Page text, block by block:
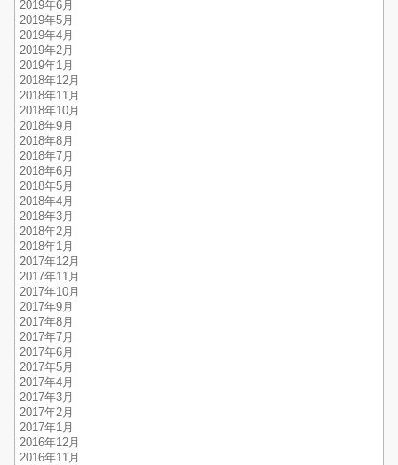
2019年6月
2019年5月
2019年4月
2019年2月
2019年1月
2018年12月
2018年11月
2018年10月
2018年9月
2018年8月
2018年7月
2018年6月
2018年5月
2018年4月
2018年3月
2018年2月
2018年1月
2017年12月
2017年11月
2017年10月
2017年9月
2017年8月
2017年7月
2017年6月
2017年5月
2017年4月
2017年3月
2017年2月
2017年1月
2016年12月
2016年11月